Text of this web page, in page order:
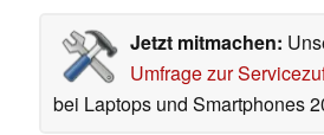
Jetzt mitmachen:
Umfrage zur
bei Laptops und Smartphones